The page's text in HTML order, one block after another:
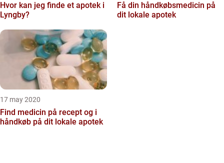
Hvor kan jeg finde et apotek i
Lyngby?
Få din håndkøbsmedicin på
dit lokale apotek
17 may 2020
Find medicin på recept og i
håndkøb på dit lokale apotek